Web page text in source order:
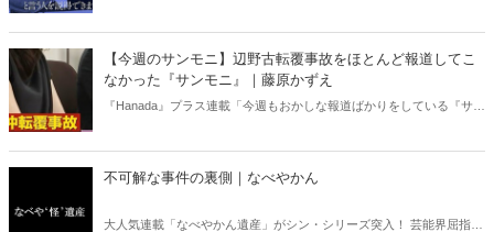
ある。元月刊『Hanada』編集部員のライター・梶原がお送りする時事
書評！
【今週のサンモニ】辺野古転覆事故をほとんど報道してこ
なかった『サンモニ』｜藤原かずえ
『Hanada』プラス連載「今週もおかしな報道ばかりをしている『サン
不可解な事件の裏側｜なべやかん
大人気連載「なべやかん遺産」がシン・シリーズ突入！ 芸能界屈指の